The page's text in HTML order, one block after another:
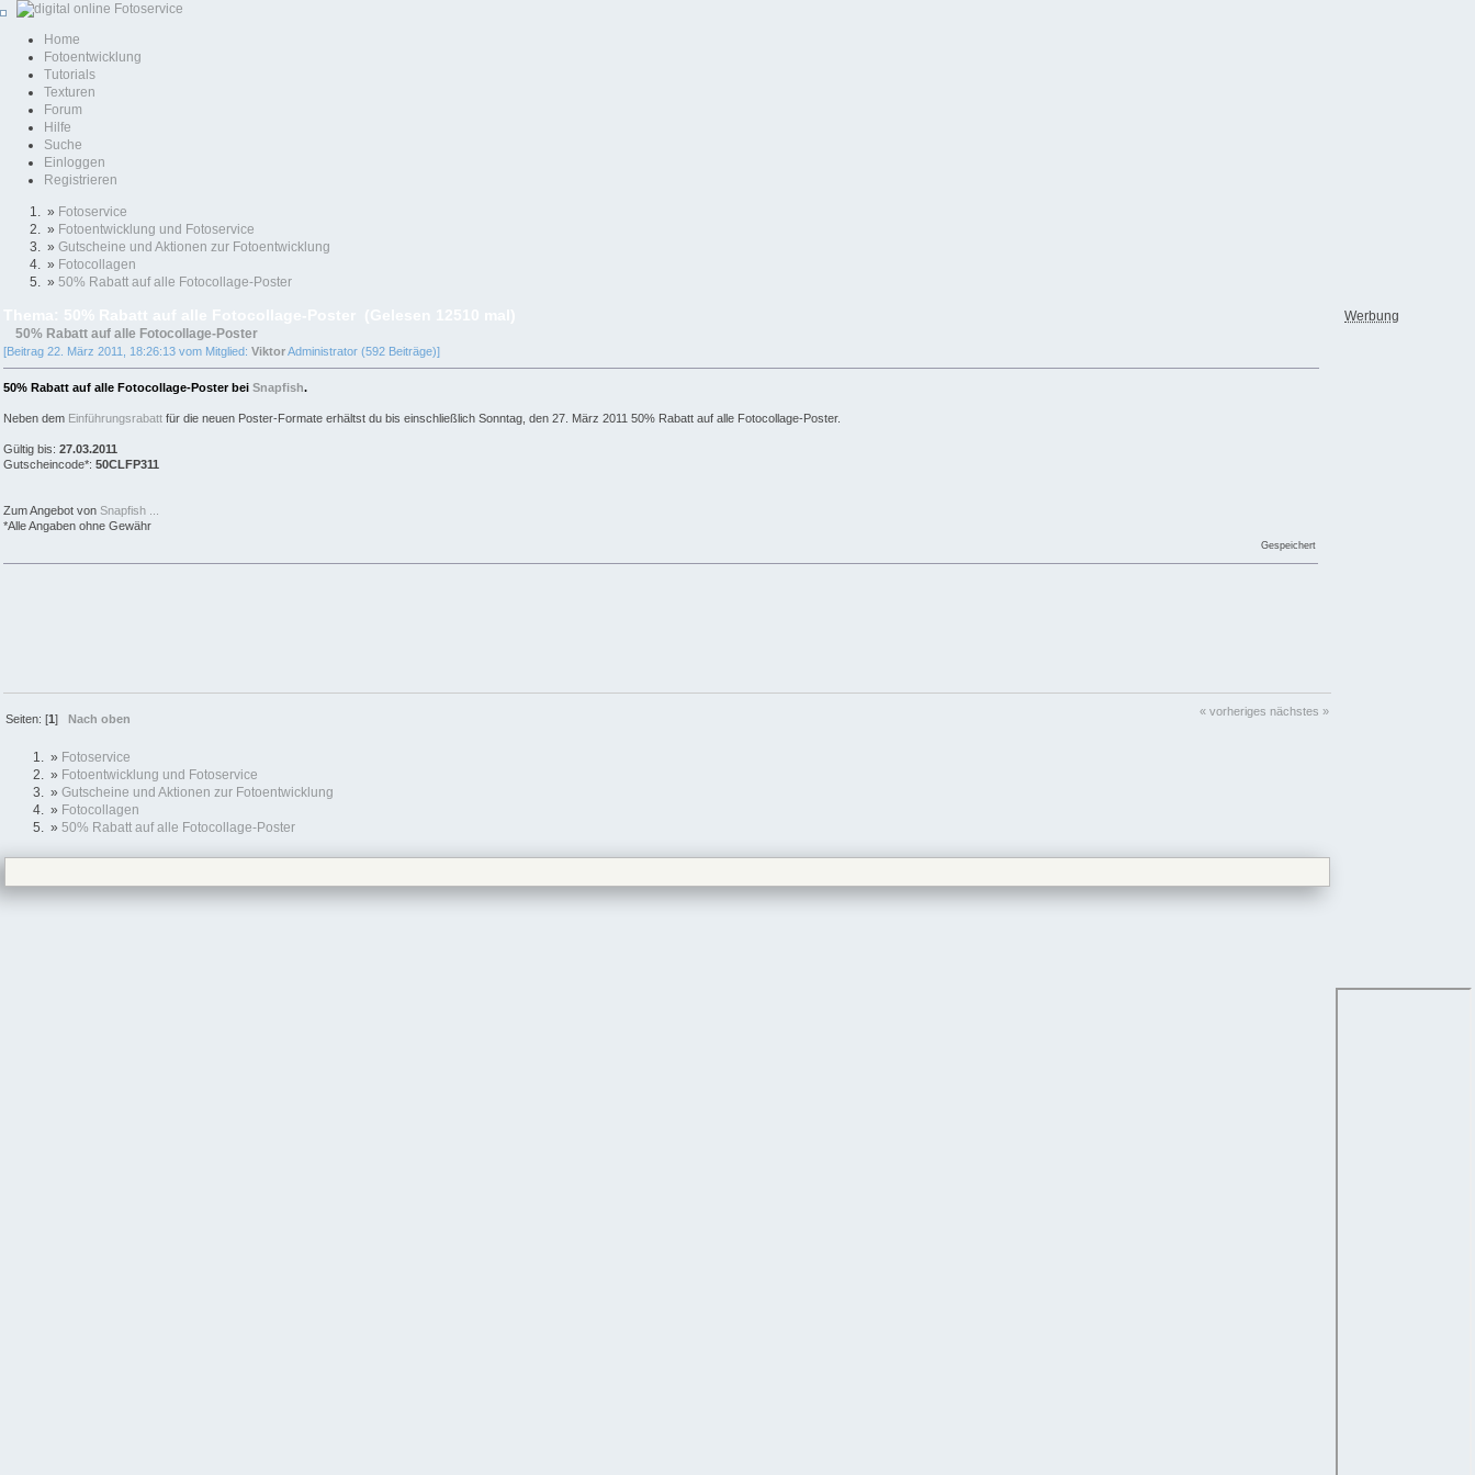
Home
Fotoentwicklung
Tutorials
Texturen
Forum
Hilfe
Suche
Einloggen
Registrieren
» Fotoservice
» Fotoentwicklung und Fotoservice
» Gutscheine und Aktionen zur Fotoentwicklung
» Fotocollagen
» 50% Rabatt auf alle Fotocollage-Poster
50% Rabatt auf alle Fotocollage-Poster
[Beitrag 22. März 2011, 18:26:13 vom Mitglied: ViktorAdministrator (592 Beiträge)]
50% Rabatt auf alle Fotocollage-Poster bei Snapfish.
Neben dem Einführungsrabatt für die neuen Poster-Formate erhältst du bis einschließlich Sonntag, den 27. März 2011 50% Rabatt auf alle Fotocollage-Poster.
Gültig bis: 27.03.2011
Gutscheincode*: 50CLFP311
Zum Angebot von Snapfish ...
*Alle Angaben ohne Gewähr
Gespeichert
Seiten: [1]Nach oben
« vorheriges nächstes »
» Fotoservice
» Fotoentwicklung und Fotoservice
» Gutscheine und Aktionen zur Fotoentwicklung
» Fotocollagen
» 50% Rabatt auf alle Fotocollage-Poster
Werbung